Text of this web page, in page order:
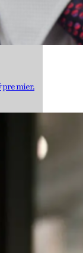
pre mier.